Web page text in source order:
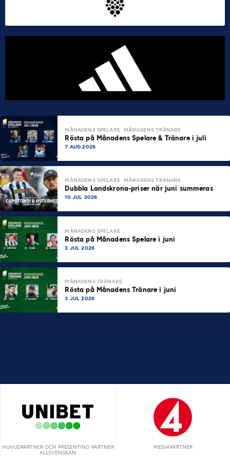
MÅNADENS SPELARE MÅNADENS TRÄNARE
Rösta på Månadens Spelare & Tränare i juli
7 AUG 2026
MÅNADENS SPELARE MÅNADENS TRÄNARE
Dubbla Landskrona-priser när juni summeras
10 JUL 2026
MÅNADENS SPELARE
Rösta på Månadens Spelare i juni
3 JUL 2026
MÅNADENS TRÄNARE
Rösta på Månadens Tränare i juni
3 JUL 2026
HUVUDPARTNER OCH PRESENTING PARTNER
ALLSVENSKAN
MEDIAPARTNER